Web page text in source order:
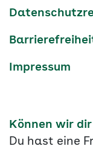
Impressum
Können wir
Du hast eine